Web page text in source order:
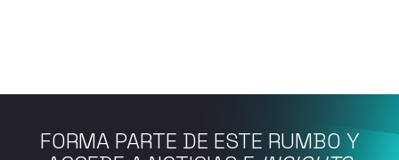
FORMA PARTE DE ESTE RUMBO Y